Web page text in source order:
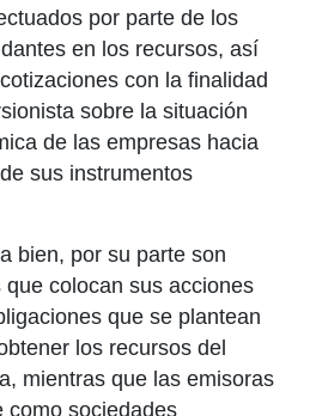
por parte de los
en los recursos, así
con la finalidad
sobre la situación
de las empresas hacia
sus instrumentos
bien, por su parte son
colocan sus acciones
que se plantean
los recursos del
mientras que las emisoras
como sociedades